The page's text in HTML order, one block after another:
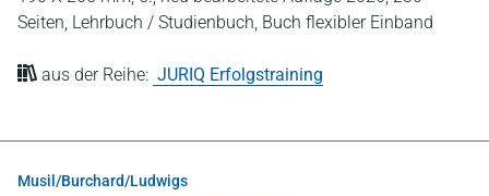
Seiten, Lehrbuch / Studienbuch, Buch flexibler Einband
aus der Reihe: JURIQ Erfolgstraining
Musil/Burchard/Ludwigs